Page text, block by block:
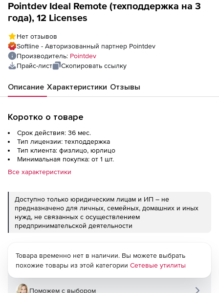
Pointdev Ideal Remote (техподдержка на 3
года), 12 Licenses
Нет отзывов
Softline - Авторизованный партнер Pointdev
Производитель: Pointdev
Прайс-лист
Скопировать ссылку
Описание Характеристики Отзывы
Коротко о товаре
Срок действия: 36 мес.
Тип лицензии: техподдержка
Тип клиента: физлицо, юрлицо
Минимальная покупка: от 1 шт.
Все характеристики
Доступно только юридическим лицам и ИП – не
предназначено для личных, семейных, домашних и иных
нужд, не связанных с осуществлением
предпринимательской деятельности
Товара временно нет в наличии. Вы можете выбрать
похожие товары из этой категории Сетевые утилиты
Поможем с выбором